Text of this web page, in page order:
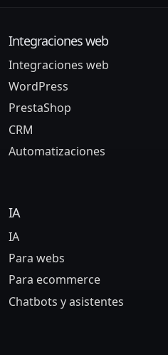
Integraciones web
Integraciones web
WordPress
PrestaShop
CRM
Automatizaciones
IA
IA
Para webs
Para ecommerce
Chatbots y asistentes